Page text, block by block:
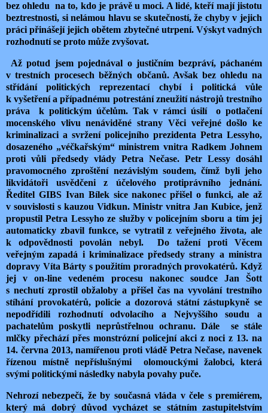
bez ohledu na to, kdo je právě u moci. A lidé, kteří mají jistotu
beztrestnosti, si nelámou hlavu se skutečností, že chyby v jejich
práci přinášejí jejich obětem zbytečné utrpení. Výskyt vadných
rozhodnutí se proto může zvyšovat.
Až potud jsem pojednával o justičním bezpráví, páchaném
v trestních procesech běžných občanů. Avšak bez ohledu na
střídání politických reprezentací chybí i politická vůle
k vyšetření a případnému potrestání zneužití nástrojů trestního
práva k politickým účelům. Tak v rámci úsilí o potlačení
mocenského vlivu nenáviděné strany Věci veřejné došlo ke
kriminalizaci a svržení policejního prezidenta Petra Lessyho,
dosazeného „véčkařským“ ministrem vnitra Radkem Johnem
proti vůli předsedy vlády Petra Nečase. Petr Lessy dosáhl
pravomocného zproštění nezávislým soudem, čímž byli jeho
likvidátoři usvědčeni z účelového protiprávního jednání.
Ředitel GIBS Ivan Bílek sice nakonec přišel o funkci, ale až
v souvislosti s kauzou Vidkun. Ministr vnitra Jan Kubice, jenž
propustil Petra Lessyho ze služby v policejním sboru a tím jej
automaticky zbavil funkce, se vytratil z veřejného života, ale
k odpovědnosti povolán nebyl. Do tažení proti Věcem
veřejným zapadá i kriminalizace předsedy strany a ministra
dopravy Víta Bárty s použitím proradných provokatérů. Když
jej v on-line vedeném procesu nakonec soudce Jan Šott
s nechutí zprostil obžaloby a přišel čas na vyvolání trestního
stíhání provokatérů, policie a dozorová státní zástupkyně se
nepodřídili rozhodnutí odvolacího a Nejvyššího soudu a
pachatelům poskytli neprůstřelnou ochranu. Dále se stále
mlčky přechází přes monstrózní policejní akci z noci z 13. na
14. června 2013, namířenou proti vládě Petra Nečase, navenek
řízenou místně nepříslušnými olomouckými žalobci, která
svými politickými následky nabyla povahy puče.
Nehrozí nebezpečí, že by současná vláda v čele s premiérem,
který má dobrý důvod vycházet se státním zastupitelstvím